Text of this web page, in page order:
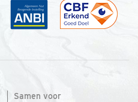
Samen voor